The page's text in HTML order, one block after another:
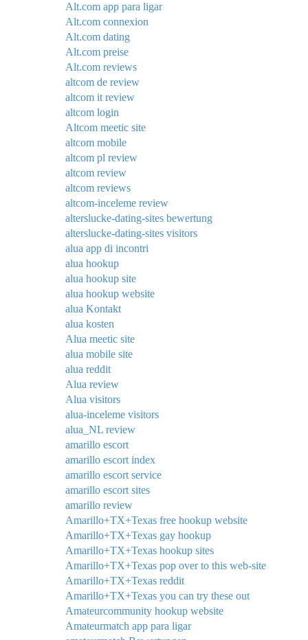
Alt.com app para ligar
Alt.com connexion
Alt.com dating
Alt.com preise
Alt.com reviews
altcom de review
altcom it review
altcom login
Altcom meetic site
altcom mobile
altcom pl review
altcom review
altcom reviews
altcom-inceleme review
alterslucke-dating-sites bewertung
alterslucke-dating-sites visitors
alua app di incontri
alua hookup
alua hookup site
alua hookup website
alua Kontakt
alua kosten
Alua meetic site
alua mobile site
alua reddit
Alua review
Alua visitors
alua-inceleme visitors
alua_NL review
amarillo escort
amarillo escort index
amarillo escort service
amarillo escort sites
amarillo review
Amarillo+TX+Texas free hookup website
Amarillo+TX+Texas gay hookup
Amarillo+TX+Texas hookup sites
Amarillo+TX+Texas pop over to this web-site
Amarillo+TX+Texas reddit
Amarillo+TX+Texas you can try these out
Amateurcommunity hookup website
Amateurmatch app para ligar